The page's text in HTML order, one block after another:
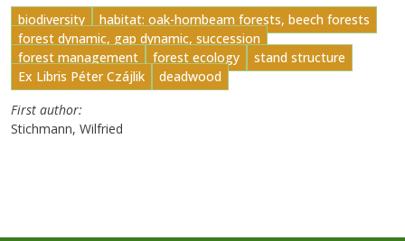
biodiversity
habitat: oak-hornbeam forests, beech forests
forest dynamic, gap dynamic, succession
forest management
forest ecology
stand structure
Ex Libris Péter Czájlik
deadwood
First author
Stichmann, Wilfried